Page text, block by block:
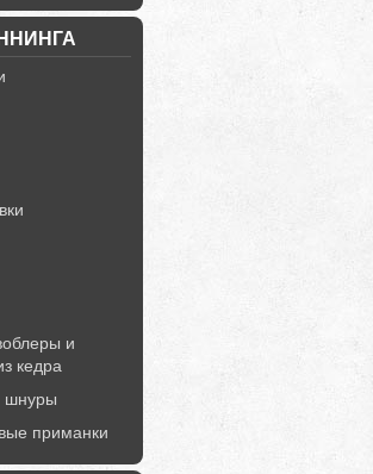
и
кедра
шнуры
приманки